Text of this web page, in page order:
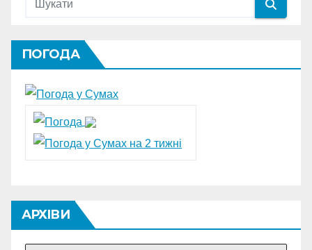
ПОГОДА
АРХІВИ